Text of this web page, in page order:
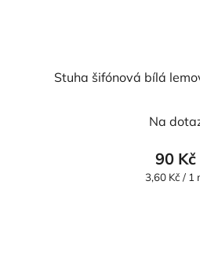
Stuha šifónová bílá
je
Na
90 Kč
Měrná
3,60 Kč / 1